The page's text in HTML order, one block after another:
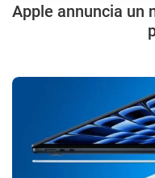
Apple annuncia un